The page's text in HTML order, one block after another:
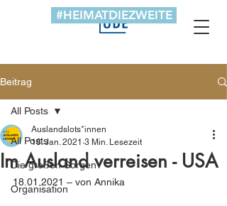
#HEIMATDIEZWEITE
Beitrag
All Posts
Die großen Sorgen
Organisation
All Posts
Im Ausland verreisen - USA
Auslandslots*innen
18. Jan. 2021 3 Min. Lesezeit
18.01.2021 – von Annika